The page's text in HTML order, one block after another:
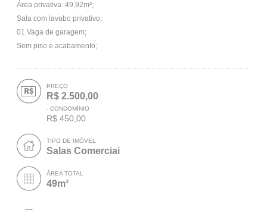
Área privativa: 49,92m²;
Sala com lavabo privativo;
01 Vaga de garagem;
Sem piso e acabamento;
PREÇO
R$ 2.500,00
- CONDOMÍNIO
R$ 450,00
TIPO DE IMÓVEL
Salas Comerciai
ÁREA TOTAL
49m²